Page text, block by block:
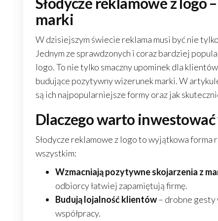
marki
W dzisiejszym świecie reklama musi być nie
Jednym ze sprawdzonych i coraz bardziej
logo. To nie tylko smaczny upominek dla
budujące pozytywny wizerunek marki. W
są ich najpopularniejsze formy oraz jak
Dlaczego warto inwestować
Słodycze reklamowe z logo to wyjątkowa forma
wszystkim:
Wzmacniają pozytywne skojarzenia z
odbiorcy łatwiej zapamiętują firmę.
Budują lojalność klientów– drobne gesty
współpracy.